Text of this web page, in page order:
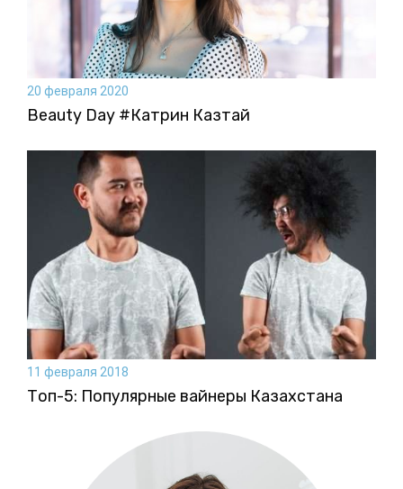
20 февраля 2020
Beauty Day #Катрин Казтай
11 февраля 2018
Топ-5: Популярные вайнеры Казахстана